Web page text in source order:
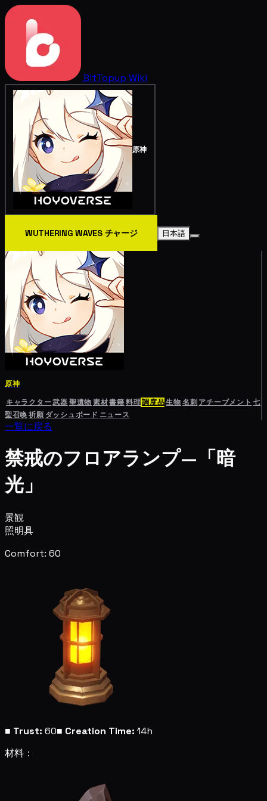
BitTopup Wiki
原神
WUTHERING WAVES チャージ 日本語
原神
キャラクター武器聖遺物素材書籍料理調度品生物名刺 アチーブメント 七
聖召喚祈願 ダッシュボード ニュース
一覧に戻る
禁戒のフロアランプ—「暗
光」
景観
照明具
Comfort: 60
■ Trust: 60■ Creation Time: 14h
材料：